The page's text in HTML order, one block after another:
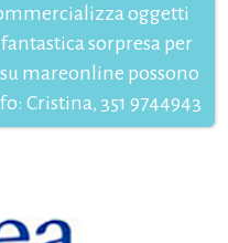
oggetti
sorpresa per
mareonline possono
Cristina, 351 9744943